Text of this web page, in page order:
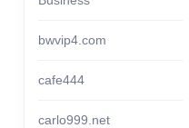
bwvip4.com
cafe444
carlo999.net